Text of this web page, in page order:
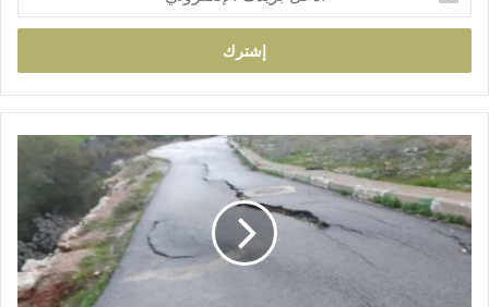
خ
ب
ر
د
ك
ا
ل
إ
ل
ا
ن
ه
ي
ا
ر